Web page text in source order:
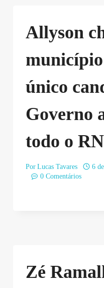
Allyson
único
Governo
todo o RN
Por Lucas Tavares
6
0 Comentários
Zé